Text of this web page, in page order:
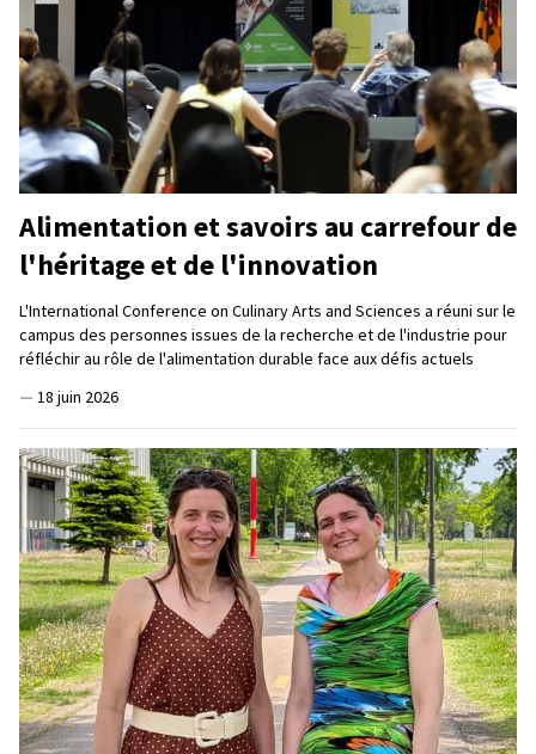
Alimentation et savoirs au carrefour de
l'héritage et de l'innovation
L'International Conference on Culinary Arts and Sciences a réuni sur le
campus des personnes issues de la recherche et de l'industrie pour
réfléchir au rôle de l'alimentation durable face aux défis actuels
— 18 juin 2026